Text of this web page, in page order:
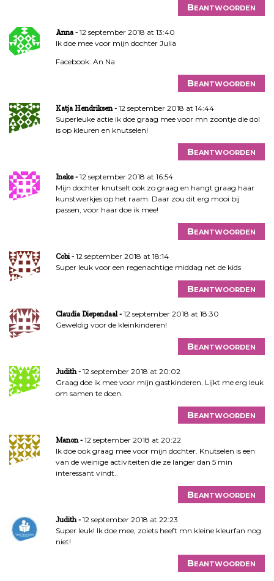
Beantwoorden
Anna
12 september 2018 at 13:40
Ik doe mee voor mijn dochter Julia
Facebook: An Na
Beantwoorden
Katja Hendriksen
12 september 2018 at 14:44
Superleuke actie ik doe graag mee voor mn zoontje die dol
is op kleuren en knutselen!
Beantwoorden
Ineke
12 september 2018 at 16:54
Mijn dochter knutselt ook zo graag en hangt graag haar
kunstwerkjes op het raam. Daar zou dit erg mooi bij
passen, voor haar doe ik mee!
Beantwoorden
Cobi
12 september 2018 at 18:14
Super leuk voor een regenachtige middag net de kids
Beantwoorden
Claudia Diependaal
12 september 2018 at 18:30
Geweldig voor de kleinkinderen!
Beantwoorden
Judith
12 september 2018 at 20:02
Graag doe ik mee voor mijn gastkinderen. Lijkt me erg leuk
om samen te doen.
Beantwoorden
Manon
12 september 2018 at 20:22
Ik doe ook graag mee voor mijn dochter. Knutselen is een
van de weinige activiteiten die ze langer dan 5 min
interessant vindt..
Beantwoorden
Judith
12 september 2018 at 22:23
Super leuk! Ik doe mee, zoiets heeft mn kleine kleurfan nog
niet!
Beantwoorden